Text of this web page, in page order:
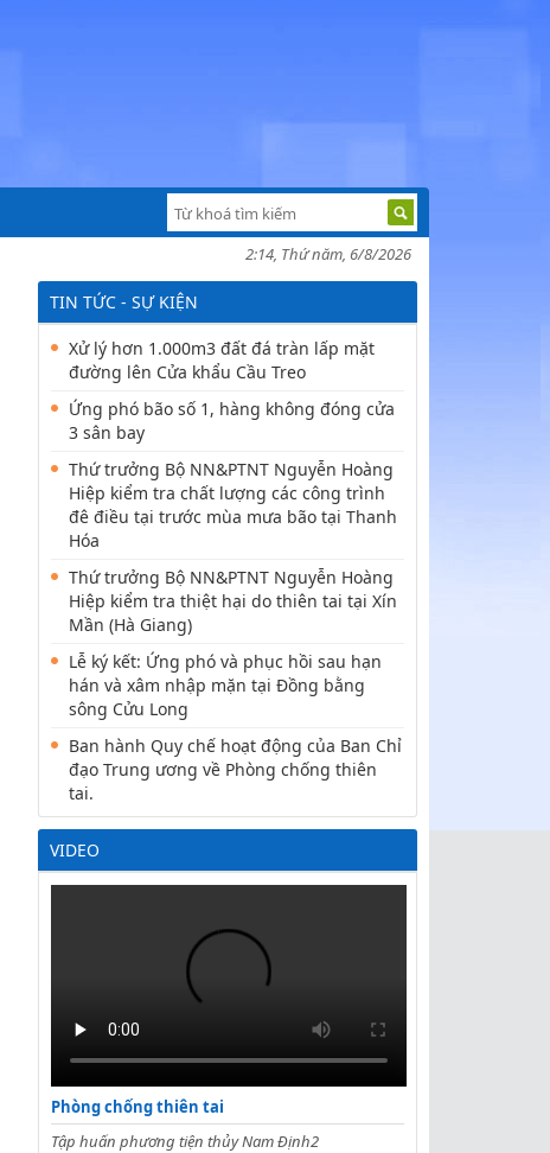
2:14, Thứ năm, 6/8/2026
TIN TỨC - SỰ KIỆN
Xử lý hơn 1.000m3 đất đá tràn lấp mặt
đường lên Cửa khẩu Cầu Treo
Ứng phó bão số 1, hàng không đóng cửa
3 sân bay
Thứ trưởng Bộ NN&PTNT Nguyễn Hoàng
Hiệp kiểm tra chất lượng các công trình
đê điều tại trước mùa mưa bão tại Thanh
Hóa
Thứ trưởng Bộ NN&PTNT Nguyễn Hoàng
Hiệp kiểm tra thiệt hại do thiên tai tại Xín
Mần (Hà Giang)
Lễ ký kết: Ứng phó và phục hồi sau hạn
hán và xâm nhập mặn tại Đồng bằng
sông Cửu Long
Ban hành Quy chế hoạt động của Ban Chỉ
đạo Trung ương về Phòng chống thiên
tai.
VIDEO
Phòng chống thiên tai
Tập huấn phương tiện thủy Nam Định2